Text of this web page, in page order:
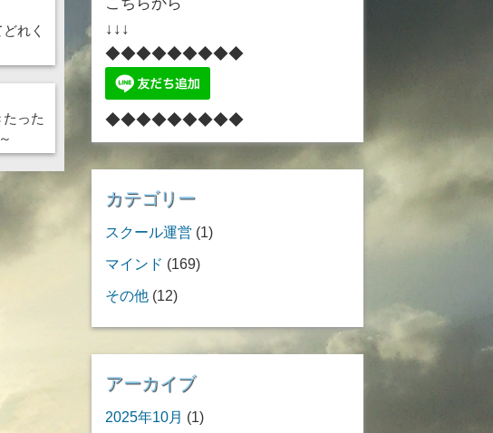
れく
った
↓↓↓
◆◆◆◆◆◆◆◆◆
◆◆◆◆◆◆◆◆◆
カテゴリー
スクール運営 (1)
マインド (169)
その他 (12)
アーカイブ
2025年10月 (1)